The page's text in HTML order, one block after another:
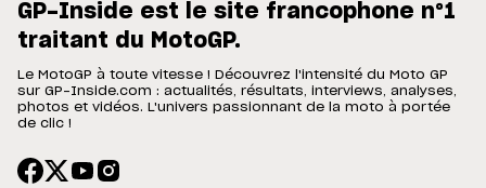
GP-Inside est le site francophone n°1
traitant du MotoGP.
Le MotoGP à toute vitesse ! Découvrez l'intensité du Moto GP
sur GP-Inside.com : actualités, résultats, interviews, analyses,
photos et vidéos. L'univers passionnant de la moto à portée
de clic !